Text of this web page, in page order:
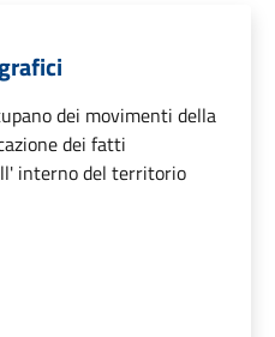
dei movimenti della
dei fatti
interno del territorio